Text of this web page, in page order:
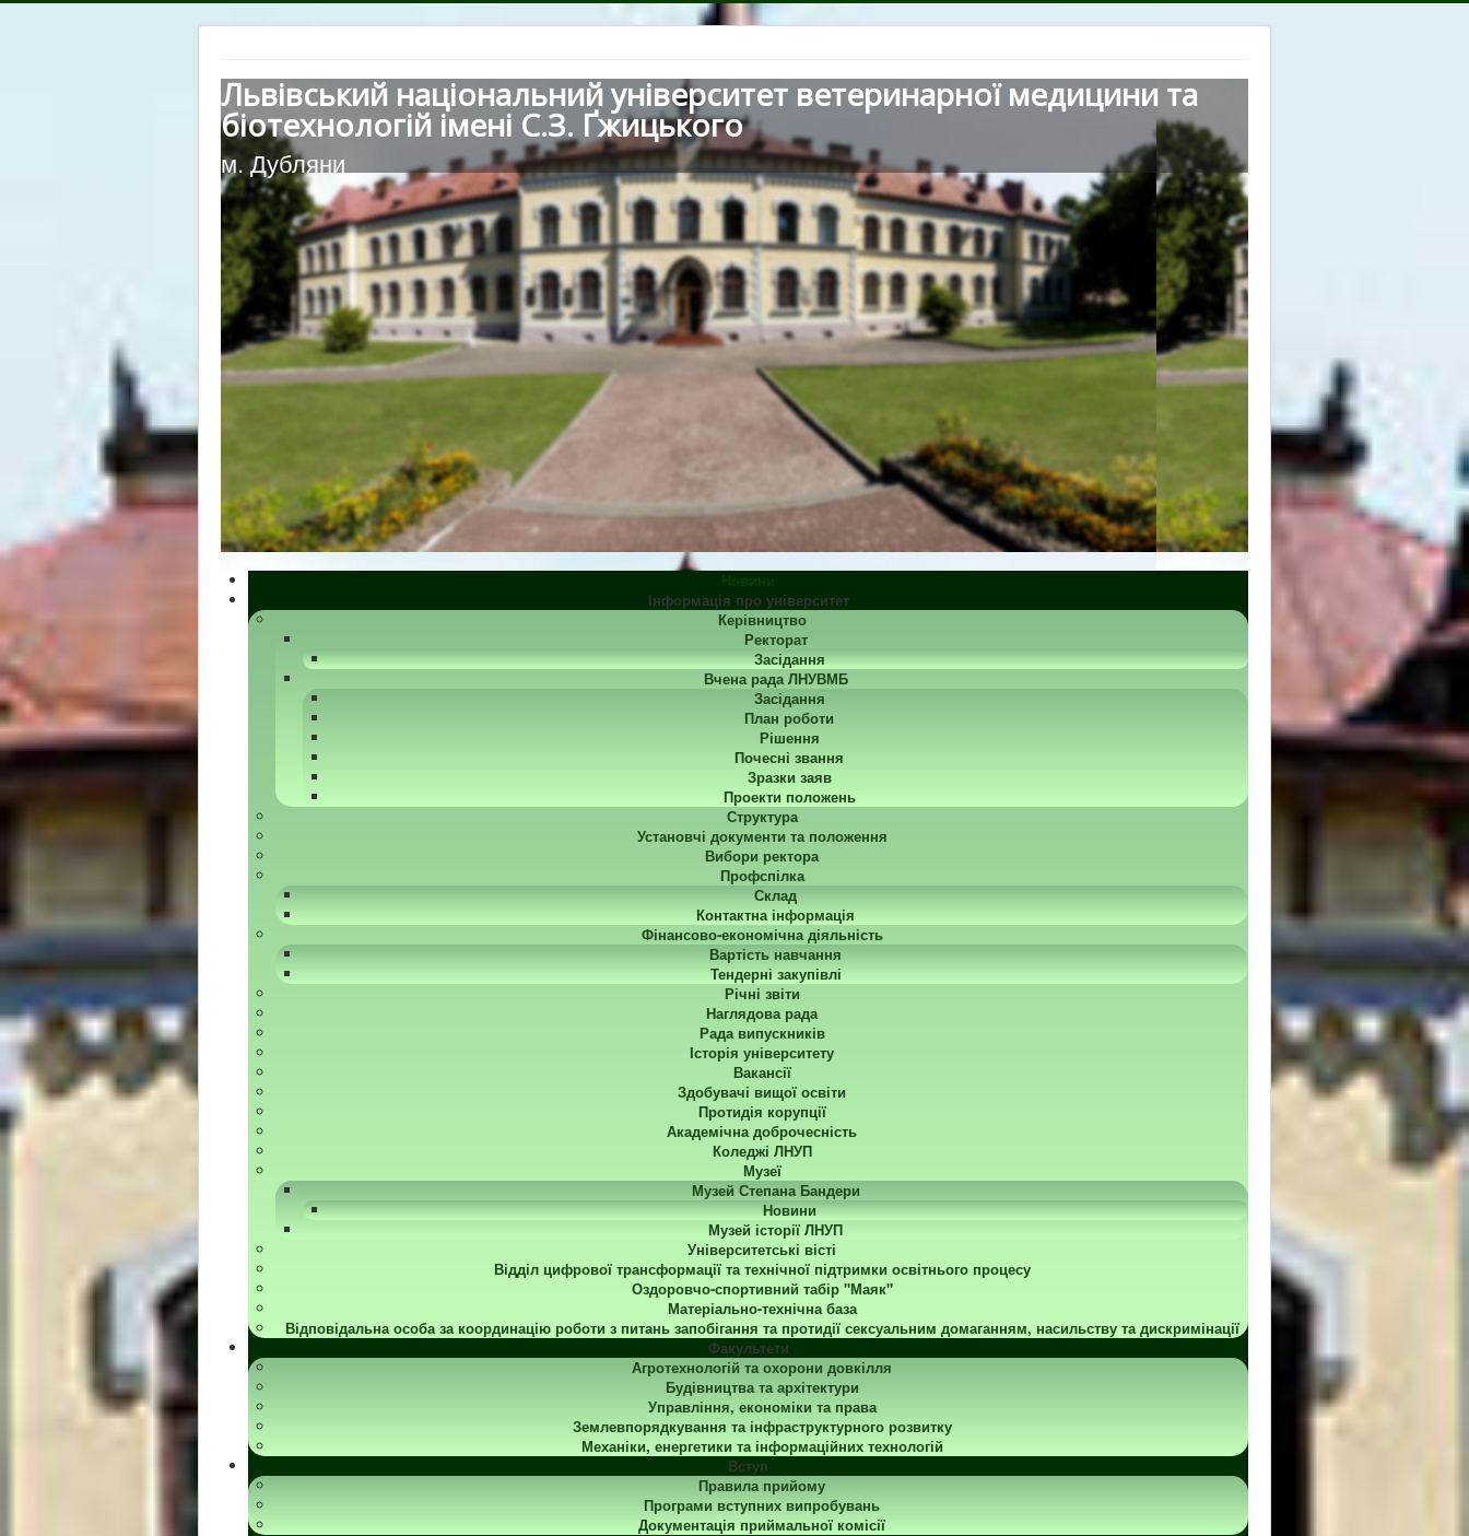
Львівський національний університет ветеринарної медицини та
біотехнологій імені С.З. Ґжицького
м. Дубляни
Інформація про університет
Керівництво
Ректорат
Засідання
Вчена рада ЛНУВМБ
Засідання
План роботи
Рішення
Почесні звання
Зразки заяв
Проекти положень
Структура
Установчі документи та положення
Вибори ректора
Профспілка
Склад
Контактна інформація
Фінансово-економічна діяльність
Вартість навчання
Тендерні закупівлі
Річні звіти
Наглядова рада
Рада випускників
Історія університету
Вакансії
Здобувачі вищої освіти
Протидія корупції
Академічна доброчесність
Коледжі ЛНУП
Музеї
Музей Степана Бандери
Новини
Музей історії ЛНУП
Університетські вісті
Відділ цифрової трансформації та технічної підтримки освітнього процесу
Оздоровчо-спортивний табір "Маяк"
Матеріально-технічна база
Відповідальна особа за координацію роботи з питань запобігання та протидії сексуальним домаганням, насильству та дискримінації
Факультети
Агротехнологій та охорони довкілля
Будівництва та архітектури
Управління, економіки та права
Землевпорядкування та інфраструктурного розвитку
Механіки, енергетики та інформаційних технологій
Вступ
Правила прийому
Програми вступних випробувань
Документація приймальної комісії